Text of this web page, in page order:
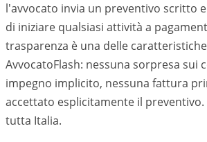
l'avvocato invia un preventivo scritto
di iniziare qualsiasi attività a
trasparenza è una delle
AvvocatoFlash: nessuna sorpresa sui
impegno implicito, nessuna fattura
accettato esplicitamente il preventivo.
tutta Italia.